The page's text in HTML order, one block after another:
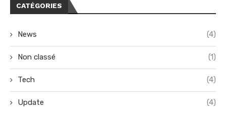
CATÉGORIES
News (4)
Non classé (1)
Tech (4)
Update (4)